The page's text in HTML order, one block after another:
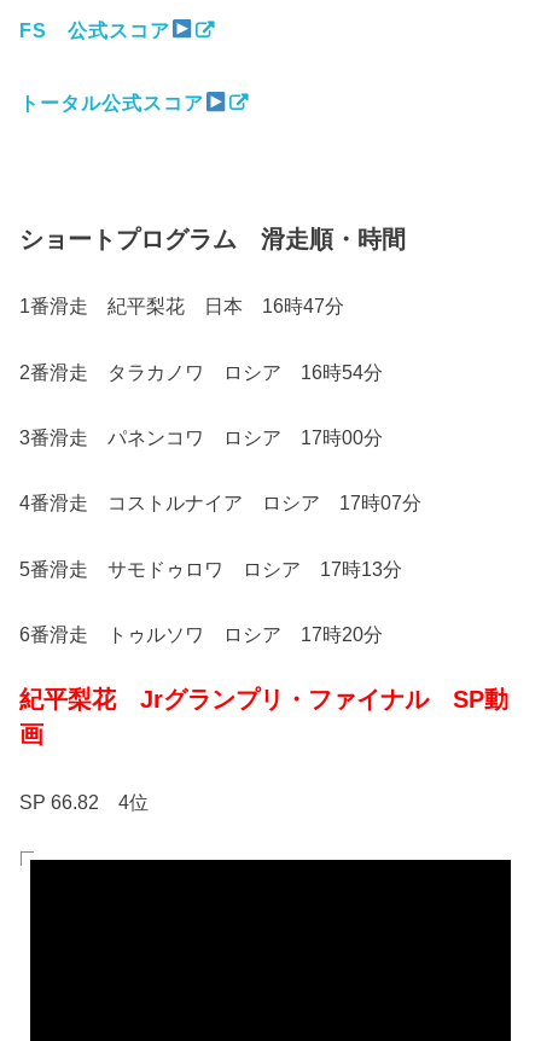
FS 公式スコア
トータル公式スコア
ショートプログラム 滑走順・時間
1番滑走 紀平梨花 日本 16時47分
2番滑走 タラカノワ ロシア 16時54分
3番滑走 パネンコワ ロシア 17時00分
4番滑走 コストルナイア ロシア 17時07分
5番滑走 サモドゥロワ ロシア 17時13分
6番滑走 トゥルソワ ロシア 17時20分
紀平梨花 Jrグランプリ・ファイナル SP動
画
SP 66.82 4位